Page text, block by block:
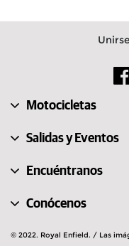
Motocicletas
Salidas y Eventos
Encuéntranos
Conócenos
© 2022. Royal Enfield. / Las